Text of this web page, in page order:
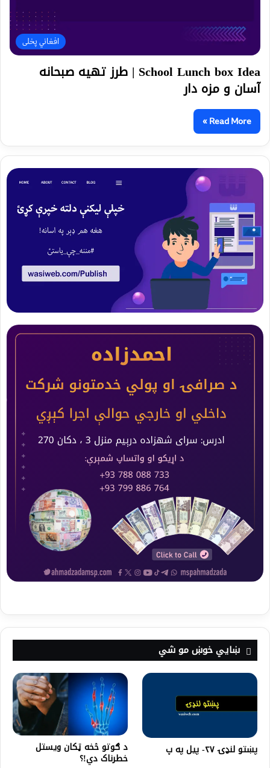
افغاني پخلی
School Lunch box Idea | طرز تهیه صبحانه
آسان و مزه دار
Read More »
ښايي خوښ مو شي
پښتو لنډۍ ۲۷- پیل په پ د ګوتو څخه ټکان ويستل
خطرناک دي!؟